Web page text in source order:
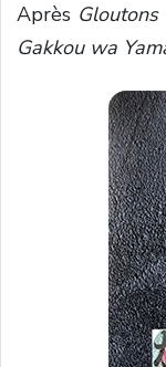
Après
Gakkou wa